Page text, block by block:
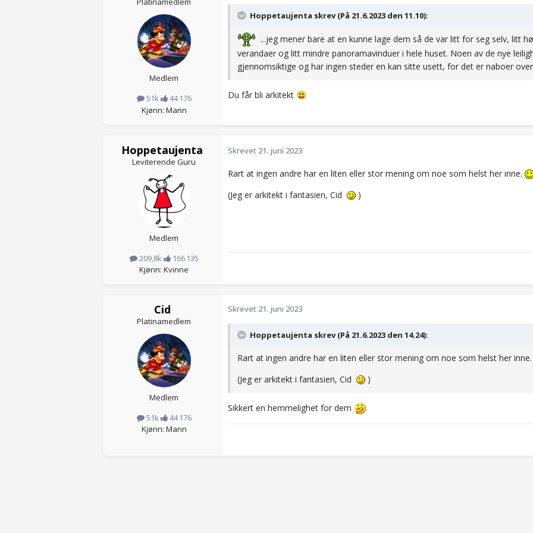
Medlem
51k
44 176
Kjønn: Mann
Hoppetaujenta skrev (På 21.6.2023 den 11.10):
...jeg mener bare at en kunne lage dem så de var litt for seg selv, litt
verandaer og litt mindre panoramavinduer i hele huset. Noen av de nye
gjennomsiktige og har ingen steder en kan sitte usett, for det er naboer
Du får bli arkitekt 😃
Hoppetaujenta
Leviterende Guru
Medlem
209,8k
166 135
Kjønn: Kvinne
Skrevet 21. juni 2023
Rart at ingen andre har en liten eller stor mening om noe som helst her inne.
(Jeg er arkitekt i fantasien, Cid
)
Cid
Platinamedlem
Medlem
51k
44 176
Kjønn: Mann
Skrevet 21. juni 2023
Hoppetaujenta skrev (På 21.6.2023 den 14.24):
Rart at ingen andre har en liten eller stor mening om noe som helst her
(Jeg er arkitekt i fantasien, Cid
)
Sikkert en hemmelighet for dem